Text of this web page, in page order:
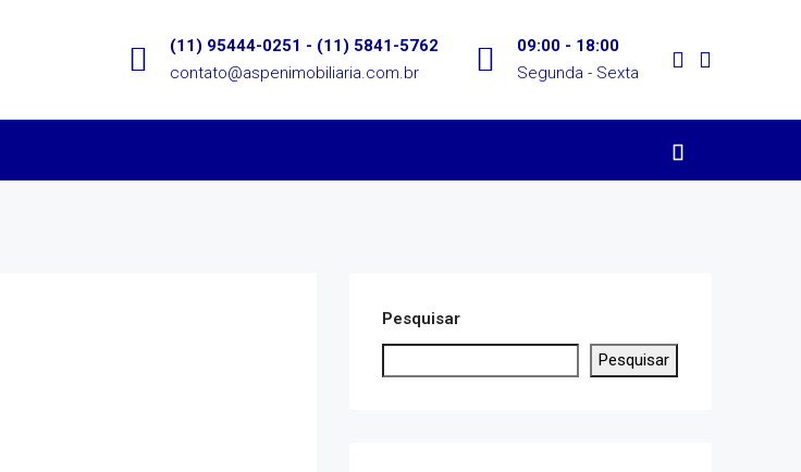
(11) 95444-0251 - (11) 5841-5762
contato@aspenimobiliaria.com.br
09:00 - 18:00
Segunda - Sexta
Pesquisar
Pesquisar